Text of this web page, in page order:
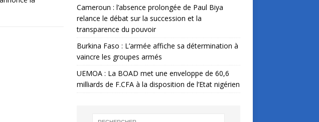
Cameroun : l’absence prolongée de Paul Biya
relance le débat sur la succession et la
transparence du pouvoir
Burkina Faso : L’armée affiche sa détermination à
vaincre les groupes armés
UEMOA : La BOAD met une enveloppe de 60,6
milliards de F.CFA à la disposition de l’Etat nigérien